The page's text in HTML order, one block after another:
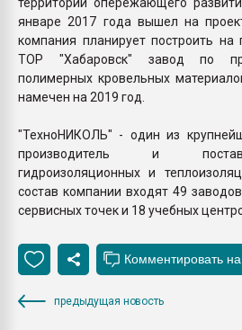
январе 2017 года вышел на
компания планирует построить
ТОР "Хабаровск" завод по
полимерных кровельных
намечен на 2019 год.
"ТехноНИКОЛЬ" - один из
производитель и
гидроизоляционных и
состав компании входят 49
сервисных точек и 18 учебных
предыдущая новость